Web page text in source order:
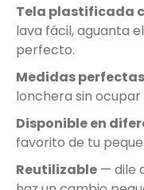
Tela plastificada
lava fácil, aguanta
perfecto.
Medidas
lonchera sin
Disponible en
favorito de tu
Reutilizable — dile